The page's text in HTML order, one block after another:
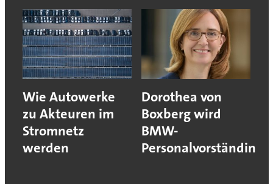
Wie Autowerke
zu Akteuren im
Stromnetz
werden
Dorothea von
Boxberg wird
BMW-
Personalvorständin